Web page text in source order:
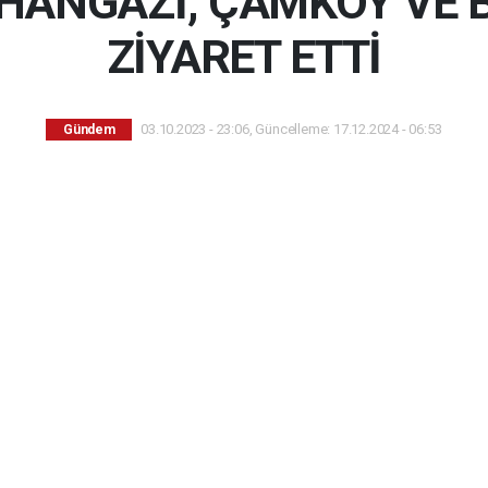
ZİYARET ETTİ
Gündem 03.10.2023 - 23:06, Güncelleme: 17.12.2024 - 06:53